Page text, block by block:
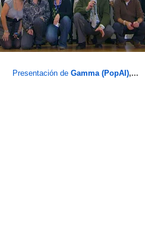
Presentación de Gamma (PopAI),...